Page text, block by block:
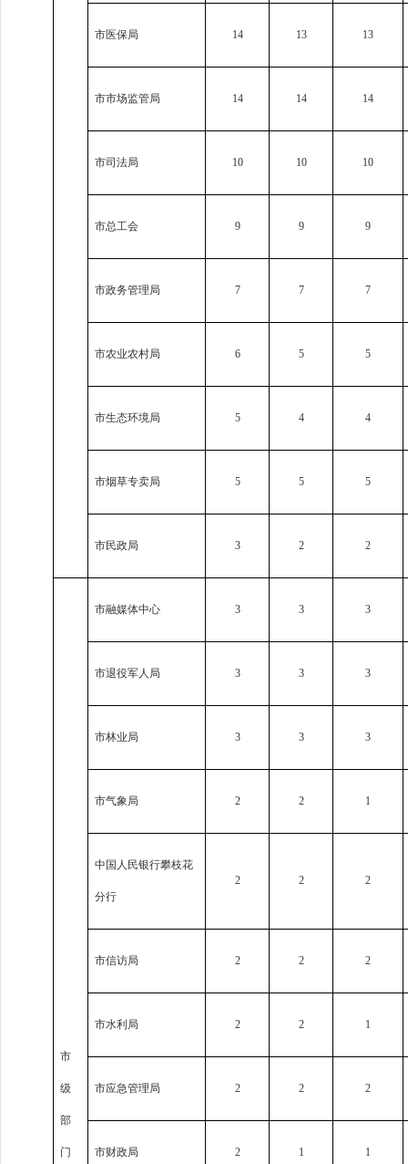
市医保局 14 13 13
市市场监管局 14 14 14
市司法局 10 10 10
市总工会 9 9 9
市政务管理局 7 7 7
市农业农村局 6 5 5
市生态环境局 5 4 4
市烟草专卖局 5 5 5
市民政局 3 2 2
市
级
部
门
市融媒体中心 3 3 3
市退役军人局 3 3 3
市林业局 3 3 3
市气象局 2 2 1
中国人民银行攀枝花
分行
2 2 2
市信访局 2 2 2
市水利局 2 2 1
市应急管理局 2 2 2
市财政局 2 1 1